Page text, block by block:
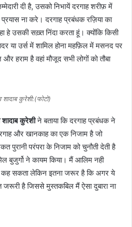
दी है, उसको निभायें दरगाह शरीफ़ में
ना करे। दरगाह प्रबंधक रज़िया का
हे उसकी सख़्त निंदा करता हूं। क्योंकि किसी
या उर्स में शामिल होना महफ़िल में मसनद पर
हराम है वहां मौजूद सभी लोगों को तौबा
शादाब कुरेशी:(फोटो)
कुरेशीने बताया कि दरगाह प्रबंधक ने
और खानकाह का एक निजाम है जो
पुरानी परंपरा के निजाम को चुनौती देती है
बुजुर्गो ने कायम किया। मैं आलिम नही
कह सकता लेकिन इतना जरूर है कि अगर ये
है जिससे मुस्तकबिल मैं ऐसा दुबारा ना